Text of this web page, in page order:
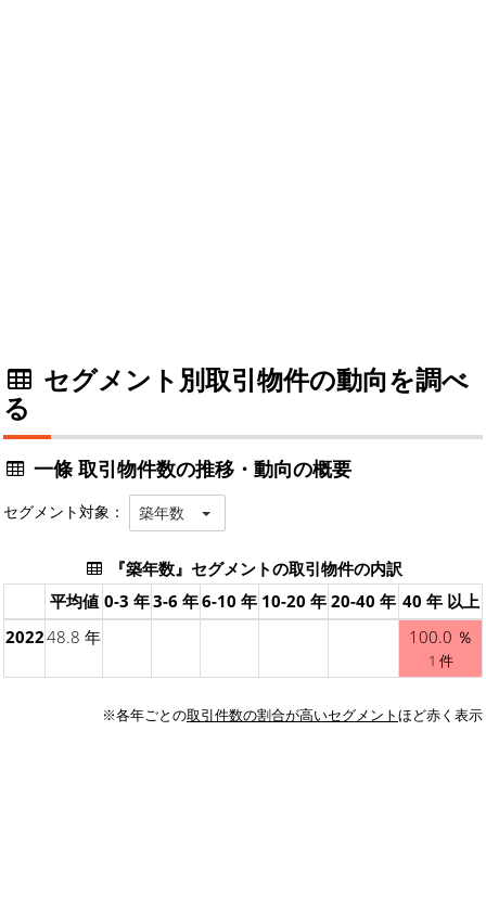
セグメント別取引物件の動向を調べ
る
一條 取引物件数の推移・動向の概要
セグメント対象： 築年数
『築年数』セグメントの取引物件の内訳
平均値 0-3 年3-6 年6-10 年 10-20 年 20-40 年 40 年 以上
202248.8 年 100.0 ％
1 件
※各年ごとの取引件数の割合が高いセグメントほど赤く表示